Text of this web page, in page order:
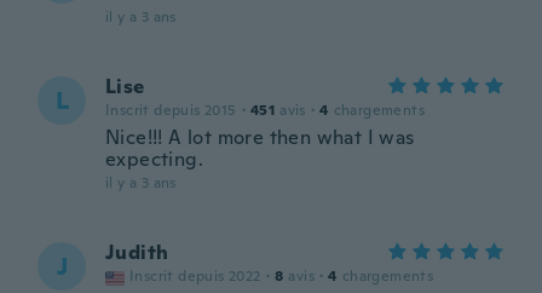
il y a 3 ans
L Lise
Inscrit depuis 2015 · 451 avis · 4 chargements
Nice!!! A lot more then what I was
expecting.
il y a 3 ans
J Judith
Inscrit depuis 2022 · 8 avis · 4 chargements